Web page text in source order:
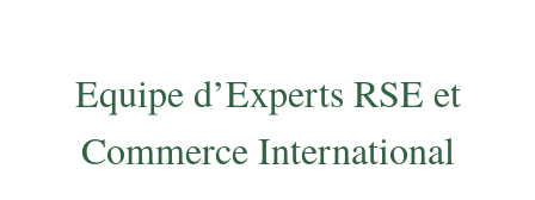
Equipe d’Experts RSE et
Commerce International